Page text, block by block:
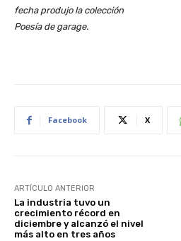
fecha produjo la colección
Poesía de garage.
Facebook X
ARTÍCULO ANTERIOR
La industria tuvo un
crecimiento récord en
diciembre y alcanzó el nivel
más alto en tres años